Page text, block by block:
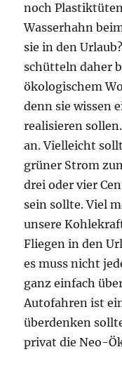
noch
Wasserhahn
sie in den
schütteln daher
ökologischem
denn sie wissen
realisieren
an. Vielleicht
grüner Strom
drei oder vier
sein sollte. Viel
unsere
Fliegen in den
es muss nicht
ganz einfach
Autofahren ist
überdenken
privat die Neo-